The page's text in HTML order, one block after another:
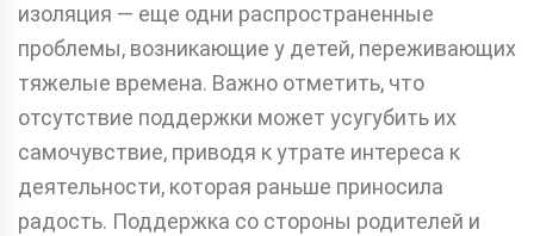
изоляция — еще одни распространенные
проблемы, возникающие у детей, переживающих
тяжелые времена. Важно отметить, что
отсутствие поддержки может усугубить их
самочувствие, приводя к утрате интереса к
деятельности, которая раньше приносила
радость. Поддержка со стороны родителей и